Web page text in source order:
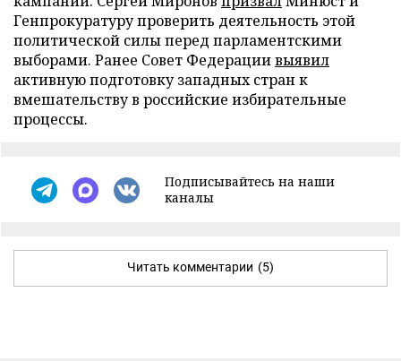
Генпрокуратуру проверить деятельность этой
политической силы перед парламентскими
выборами. Ранее Совет Федерациивыявил
активную подготовку западных стран к
вмешательству в российские избирательные
процессы.
Подписывайтесь на наши
каналы
Читать комментарии (5)